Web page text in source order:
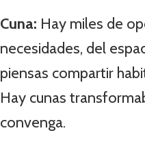
Cuna: Hay miles de
necesidades, del
piensas compartir
Hay cunas
convenga.